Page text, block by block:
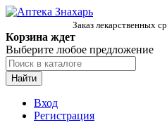
Заказ лекарственных
Корзина ждет
Выберите любое предложение
Найти
Вход
Регистрация